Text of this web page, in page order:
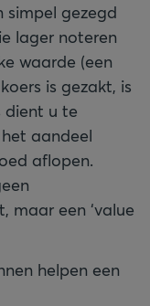
simpel gezegd
lager noteren
waarde (een
is gezakt, is
dient u te
aandeel
aflopen.
maar een ‘value
helpen een